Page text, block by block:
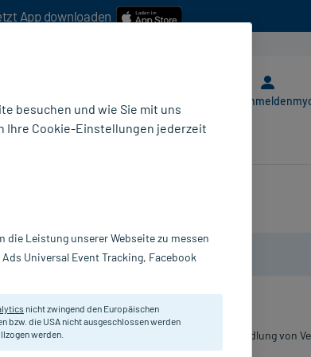
App downloaden
Anmelden
einer Lösung zum Einnehmen. Zur Behandlung von
12 Jahren und Erwachsene.
besuchen und wie Sie mit uns
Ihre Cookie-Einstellungen jederzeit
die Leistung unserer Webseite zu messen
Universal Event Tracking, Facebook
nicht zwingend den Europäischen
bzw. die USA nicht ausgeschlossen werden
werden.